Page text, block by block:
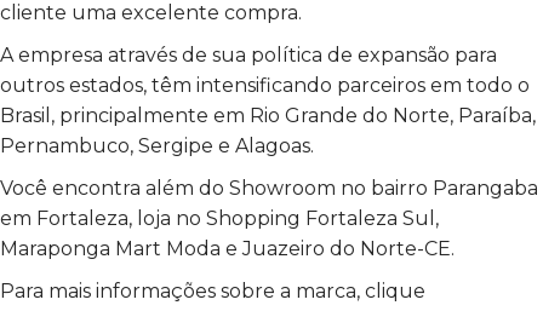
cliente uma excelente compra.
A empresa através de sua política de expansão para
outros estados, têm intensificando parceiros em todo o
Brasil, principalmente em Rio Grande do Norte, Paraíba,
Pernambuco, Sergipe e Alagoas.
Você encontra além do Showroom no bairro Parangaba
em Fortaleza, loja no Shopping Fortaleza Sul,
Maraponga Mart Moda e Juazeiro do Norte-CE.
Para mais informações sobre a marca, clique